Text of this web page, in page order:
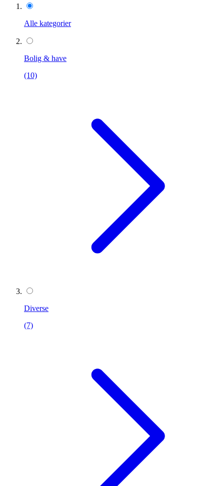
Alle kategorier
Bolig & have
(10)
Diverse
(7)